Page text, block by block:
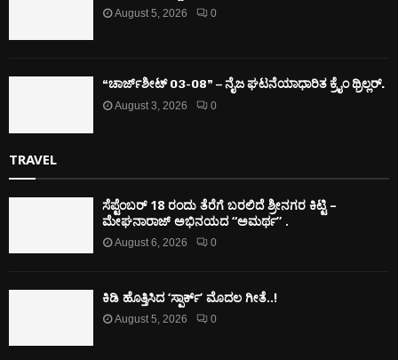
August 5, 2026 0
“ಚಾರ್ಜ್‌ಶೀಟ್ 03-08” – ನೈಜ ಘಟನೆಯಾಧಾರಿತ ಕ್ರೈಂ ಥ್ರಿಲ್ಲರ್.
August 3, 2026 0
TRAVEL
ಸೆಪ್ಟೆಂಬರ್ 18 ರಂದು ತೆರೆಗೆ ಬರಲಿದೆ ಶ್ರೀನಗರ ಕಿಟ್ಟಿ –
ಮೇಘನಾರಾಜ್ ಅಭಿನಯದ “ಅಮರ್ಥ” .
August 6, 2026 0
ಕಿಡಿ‌‌ ಹೊತ್ತಿಸಿದ ‘ಸ್ಪಾರ್ಕ್’ ಮೊದಲ‌ ಗೀತೆ..!
August 5, 2026 0